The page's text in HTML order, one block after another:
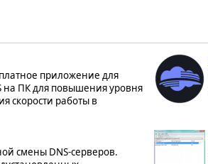
приложение для
на ПК для повышения уровня
скорости работы в
смены DNS-серверов.